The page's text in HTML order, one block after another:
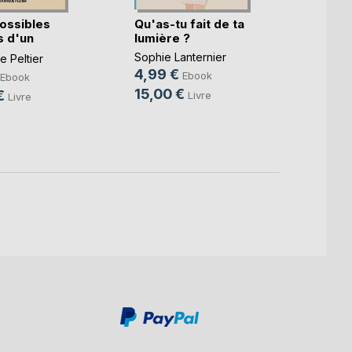
d'un
Peltier
Ebook
Livre
Qu'as-tu fait de ta
lumière ?
Sophie Lanternier
4,99 € Ebook
15,00 € Livre